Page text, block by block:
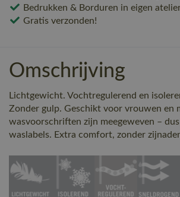
Bedrukken & Borduren in eigen
Gratis verzonden!
Omschrijving
Lichtgewicht. Vochtregulerend en
Zonder gulp. Geschikt voor vrouwen en
wasvoorschriften zijn meegeweven –
waslabels. Extra comfort, zonder